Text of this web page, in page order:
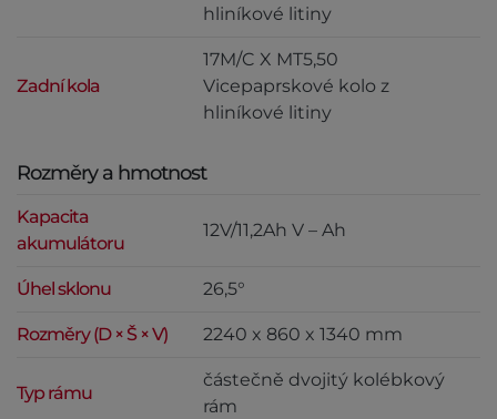
hliníkové litiny
Zadní kola
17M/C X MT5,50
Vicepaprskové kolo z
hliníkové litiny
Rozměry a hmotnost
Kapacita
akumulátoru
12V/11,2Ah V – Ah
Úhel sklonu 26,5°
Rozměry (D × Š × V) 2240 x 860 x 1340 mm
Typ rámu
částečně dvojitý kolébkový
rám